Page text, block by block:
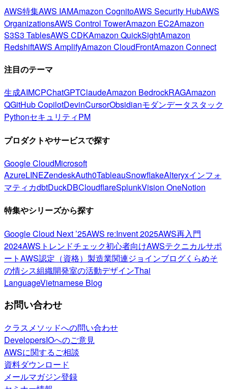
AWS特集AWS IAMAmazon CognitoAWS Security HubAWS
OrganizationsAWS Control TowerAmazon EC2Amazon
S3S3 TablesAWS CDKAmazon QuickSightAmazon
RedshiftAWS AmplifyAmazon CloudFrontAmazon Connect
注目のテーマ
生成AIMCPChatGPTClaudeAmazon BedrockRAGAmazon
QGitHub CopilotDevinCursorObsidianモダンデータスタック
PythonセキュリティPM
プロダクトやサービスで探す
Google CloudMicrosoft
AzureLINEZendeskAuth0TableauSnowflakeAlteryxインフォ
マティカdbtDuckDBCloudflareSplunkVision OneNotion
特集やシリーズから探す
Google Cloud Next ’25AWS re:Invent 2025AWS再入門
2024AWSトレンドチェック初心者向けAWSテクニカルサポ
ートAWS認定（資格） 製造業関連ジョインブログくらめそ
の情シス組織開発室の活動デザインThai
LanguageVietnamese Blog
お問い合わせ
クラスメソッドへの問い合わせ
DevelopersIOへのご意見
AWSに関するご相談
資料ダウンロード
メールマガジン登録